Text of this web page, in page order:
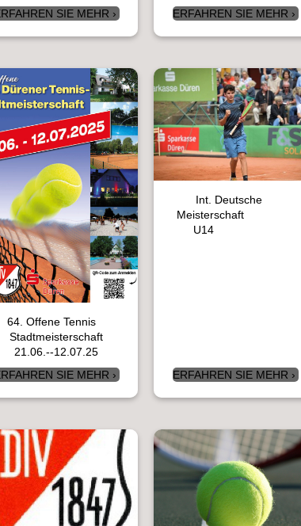
SIE MEHR
ERFAHREN SIE MEHR
64. Offene Tennis
Stadtmeisterschaft
21.06.--12.07.25
SIE MEHR
Int. Deutsche
Meisterschaft
U14
ERFAHREN SIE MEHR